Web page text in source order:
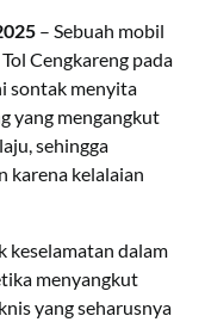
– Sebuah mobil
Cengkareng pada
sontak menyita
yang mengangkut
sehingga
karena kelalaian
keselamatan dalam
menyangkut
yang seharusnya